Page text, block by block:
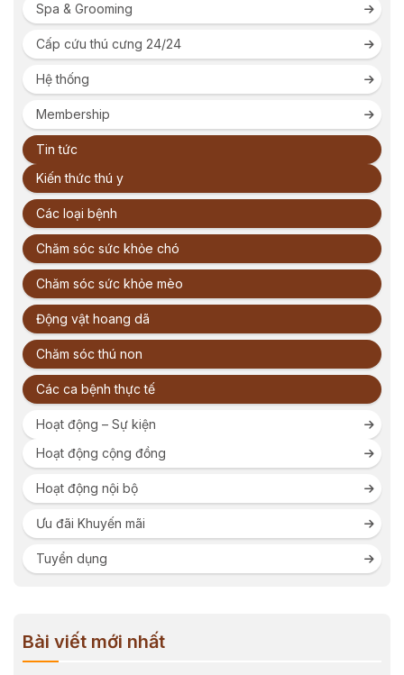
Spa & Grooming
Cấp cứu thú cưng 24/24
Hệ thống
Membership
Tin tức
Kiến thức thú y
Các loại bệnh
Chăm sóc sức khỏe chó
Chăm sóc sức khỏe mèo
Động vật hoang dã
Chăm sóc thú non
Các ca bệnh thực tế
Hoạt động – Sự kiện
Hoạt động cộng đồng
Hoạt động nội bộ
Ưu đãi Khuyến mãi
Tuyển dụng
Bài viết mới nhất